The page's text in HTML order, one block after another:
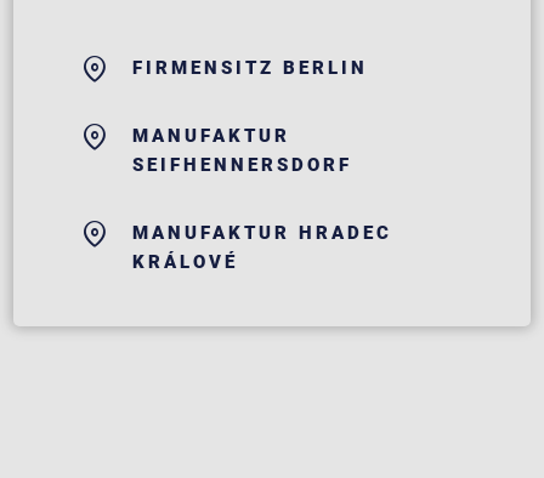
FIRMENSITZ BERLIN
MANUFAKTUR
SEIFHENNERSDORF
MANUFAKTUR HRADEC
KRÁLOVÉ